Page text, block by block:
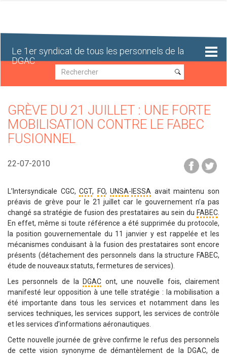
Le 1er syndicat de tous les personnels de la
DGAC
Recherche
Recherche
GRÈVE DU 21 JUILLET : UNE FORTE
MOBILISATION CONTRE LE FABEC
FUSIONNEL
22-07-2010
L’Intersyndicale CGC,CGT, FO,UNSA- IESSA avait maintenu son
préavis de grève pour le 21 juillet car le gouvernement n’a pas
changé sa stratégie de fusion des prestataires au sein du FABEC
En effet, même si toute référence a été supprimée du protocole,
la position gouvernementale du 11 janvier y est rappelée et les
mécanismes conduisant à la fusion des prestataires sont encore
présents (détachement des personnels dans la structure FABEC,
étude de nouveaux statuts, fermetures de services).
Les personnels de la
DGAC ont, une nouvelle fois, clairement
manifesté leur opposition à une telle stratégie : la mobilisation a
été importante dans tous les services et notamment dans les
services techniques, les services support, les services de contrôle
et les services d’informations aéronautiques.
Cette nouvelle journée de grève confirme le refus des personnels
de cette vision synonyme de démantèlement de la DGAC, de